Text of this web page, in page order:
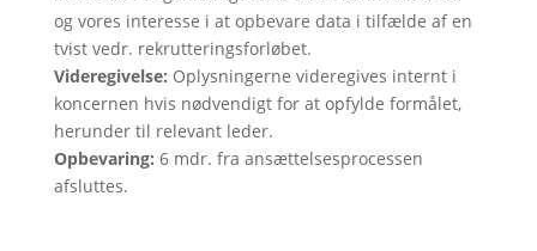
og vores interesse i at opbevare data i tilfælde af en
tvist vedr. rekrutteringsforløbet.
Videregivelse: Oplysningerne videregives internt i
koncernen hvis nødvendigt for at opfylde formålet,
herunder til relevant leder.
Opbevaring: 6 mdr. fra ansættelsesprocessen
afsluttes.